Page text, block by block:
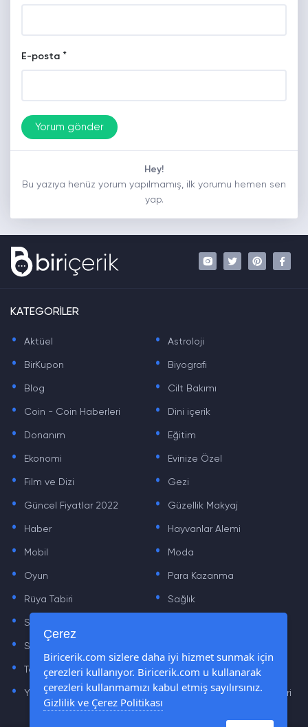
E-posta *
Hey!
Bu yazıya henüz yorum yapılmamış, ilk yorumu hemen sen
yap.
KATEGORİLER
. Aktüel . Astroloji
. BirKupon . Biyografi
. Blog . Cilt Bakımı
. Coin - Coin Haberleri . Dini içerik
. Donanım . Eğitim
. Ekonomi . Evinize Özel
. Film ve Dizi . Gezi
. Güncel Fiyatlar 2022 . Güzellik Makyaj
. Haber . Hayvanlar Alemi
. Mobil . Moda
. Oyun . Para Kazanma
. Rüya Tabiri . Sağlık
. Sinema .
. Sözler
. Teknoloji Haberleri . Yaşam
. Yazılım Haberleri . Yiyecek Önerileri ve Tarifleri
Çerez
Biricerik.com sizlere daha iyi hizmet sunmak için
çerezleri kullanıyor. Biricerik.com u kullanarak
çerezleri kullanmamızı kabul etmiş sayılırsınız.
Gizlilik ve Çerez Politikası